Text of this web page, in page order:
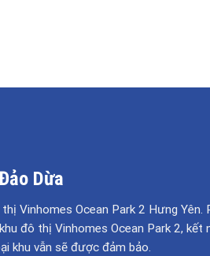
Dừa
Vinhomes Ocean Park 2 Hưng Yên.
đô thị Vinhomes Ocean Park 2,
khu vẫn sẽ được đảm bảo.